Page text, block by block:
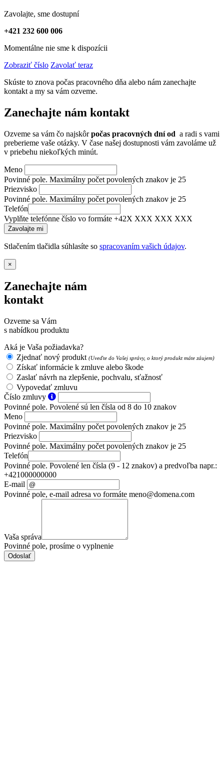
Zavolajte, sme dostupní
+421 232 600 006
Momentálne nie sme k dispozícii
Zobraziť číslo Zavolať teraz
Skúste to znova počas pracovného dňa alebo nám zanechajte
kontakt a my sa vám ozveme.
Zanechajte nám kontakt
Ozveme sa vám čo najskôrpočas pracovných dní od a radi s vami
preberieme vaše otázky. V čase našej dostupnosti vám zavoláme už
v priebehu niekoľkých minút.
Meno
Povinné pole. Maximálny počet povolených znakov je 25
Priezvisko
Povinné pole. Maximálny počet povolených znakov je 25
Telefón
Vyplňte telefónne číslo vo formáte +42X XXX XXX XXX
Stlačením tlačidla súhlasíte so spracovaním vašich údajov.
×
Zanechajte nám
kontakt
Ozveme sa Vám
s nabídkou produktu
Aká je Vaša požiadavka?
Zjednať nový produkt (Uveďte do Vašej správy, o ktorý produkt máte záujem)
Získať informácie k zmluve alebo škode
Zaslať návrh na zlepšenie, pochvalu, sťažnosť
Vypovedať zmluvu
Číslo zmluvy
Povinné pole. Povolené sú len čísla od 8 do 10 znakov
Meno
Povinné pole. Maximálny počet povolených znakov je 25
Priezvisko
Povinné pole. Maximálny počet povolených znakov je 25
Telefón
Povinné pole. Povolené len čísla (9 - 12 znakov) a predvoľba napr.:
+421000000000
E-mail
Povinné pole, e-mail adresa vo formáte meno@domena.com
Vaša správa
Povinné pole, prosíme o vyplnenie